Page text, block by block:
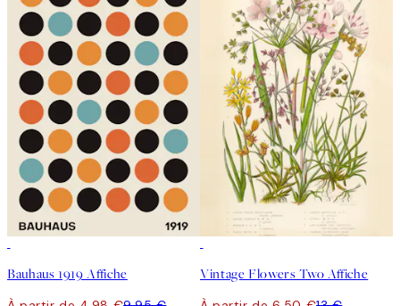
Bauhaus 1919 Affiche Vintage Flowers Two Affiche